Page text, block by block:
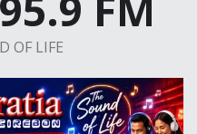
OF LIFE